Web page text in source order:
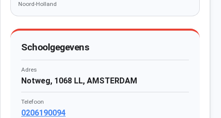
Noord-Holland
Schoolgegevens
Adres
Notweg, 1068 LL, AMSTERDAM
Telefoon
0206190094